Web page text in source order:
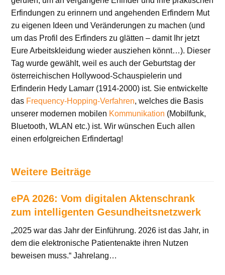
Erfindungen zu erinnern und angehenden Erfindern Mut
zu eigenen Ideen und Veränderungen zu machen (und
um das Profil des Erfinders zu glätten – damit Ihr jetzt
Eure Arbeitskleidung wieder ausziehen könnt…). Dieser
Tag wurde gewählt, weil es auch der Geburtstag der
österreichischen Hollywood-Schauspielerin und
Erfinderin Hedy Lamarr (1914-2000) ist. Sie entwickelte
das Frequency-Hopping-Verfahren, welches die Basis
unserer modernen mobilen Kommunikation (Mobilfunk,
Bluetooth, WLAN etc.) ist. Wir wünschen Euch allen
einen erfolgreichen Erfindertag!
Weitere Beiträge
ePA 2026: Vom digitalen Aktenschrank
zum intelligenten Gesundheitsnetzwerk
„2025 war das Jahr der Einführung. 2026 ist das Jahr, in
dem die elektronische Patientenakte ihren Nutzen
beweisen muss.“ Jahrelang…